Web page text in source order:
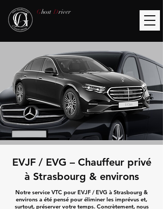
Ghost Driver
EVJF / EVG – Chauffeur privé
à Strasbourg & environs
Notre service VTC pour EVJF / EVG à Strasbourg &
environs a été pensé pour éliminer les imprévus et,
surtout, préserver votre temps. Concrètement, nous